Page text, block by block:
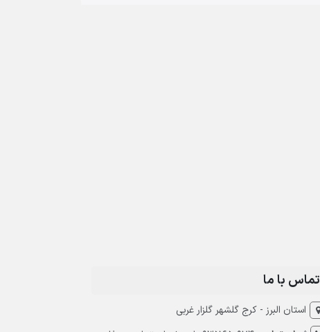
تماس با ما
استان البرز - کرج گلشهر گلزار غربی